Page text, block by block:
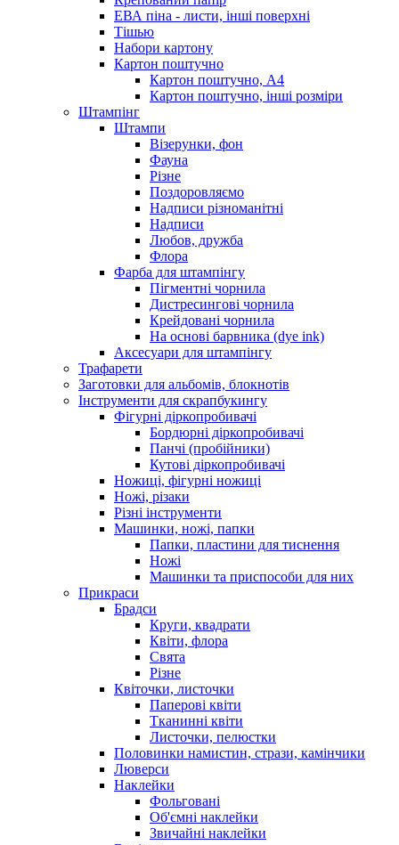
ЕВА піна - листи, інші поверхні
Тішью
Набори картону
Картон поштучно
Картон поштучно, А4
Картон поштучно, інші розміри
Штампінг
Штампи
Візерунки, фон
Фауна
Різне
Поздоровляємо
Надписи різноманітні
Надписи
Любов, дружба
Флора
Фарба для штампінгу
Пігментні чорнила
Дистресингові чорнила
Крейдовані чорнила
На основі барвника (dye ink)
Аксесуари для штампінгу
Трафарети
Заготовки для альбомів, блокнотів
Інструменти для скрапбукингу
Фігурні діркопробивачі
Бордюрні діркопробивачі
Панчі (пробійники)
Кутові діркопробивачі
Ножиці, фігурні ножиці
Ножі, різаки
Різні інструменти
Машинки, ножі, папки
Папки, пластини для тиснення
Ножі
Машинки та приспособи для них
Прикраси
Брадси
Круги, квадрати
Квіти, флора
Свята
Різне
Квіточки, листочки
Паперові квіти
Тканинні квіти
Листочки, пелюстки
Половинки намистин, стрази, камінчики
Люверси
Наклейки
Фольговані
Об'ємні наклейки
Звичайні наклейки